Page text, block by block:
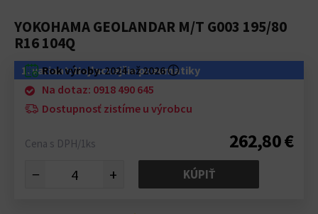
YOKOHAMA GEOLANDAR M/T G003 195/80
R16 104Q
1. variant: Najlacnejšie pneumatiky
Rok výroby:2024 až 2026ⓘ
Na dotaz: 0918 490 645
Dostupnosť zistíme u výrobcu
Cena s DPH/1ks 262,80 €
− + KÚPIŤ